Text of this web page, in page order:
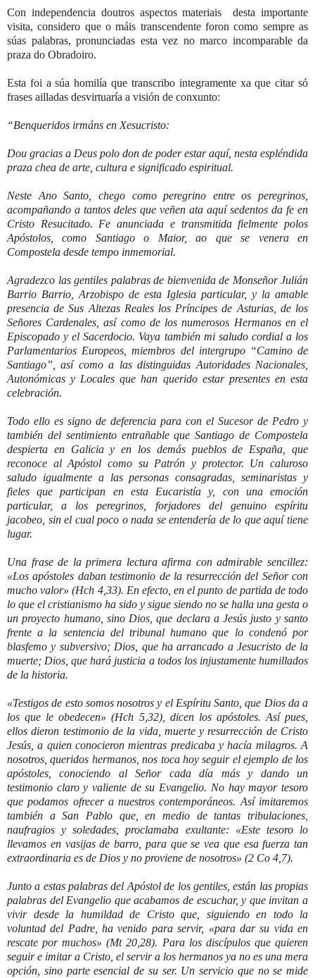
Con independencia doutros aspectos materiais desta importante
visita, considero que o máis transcendente foron como sempre as
súas palabras, pronunciadas esta vez no marco incomparable da
praza do Obradoiro.
Esta foi a súa homilía que transcribo integramente xa que citar só
frases ailladas desvirtuaría a visión de conxunto:
“Benqueridos irmáns en Xesucristo:
Dou gracias a Deus polo don de poder estar aquí, nesta espléndida
praza chea de arte, cultura e significado espiritual.
Neste Ano Santo, chego como peregrino entre os peregrinos,
acompañando a tantos deles que veñen ata aquí sedentos da fe en
Cristo Resucitado. Fe anunciada e transmitida fielmente polos
Apóstolos, como Santiago o Maior, ao que se venera en
Compostela desde tempo inmemorial.
Agradezco las gentiles palabras de bienvenida de Monseñor Julián
Barrio Barrio, Arzobispo de esta Iglesia particular, y la amable
presencia de Sus Altezas Reales los Príncipes de Asturias, de los
Señores Cardenales, así como de los numerosos Hermanos en el
Episcopado y el Sacerdocio. Vaya también mi saludo cordial a los
Parlamentarios Europeos, miembros del intergrupo “Camino de
Santiago”, así como a las distinguidas Autoridades Nacionales,
Autonómicas y Locales que han querido estar presentes en esta
celebración.
Todo ello es signo de deferencia para con el Sucesor de Pedro y
también del sentimiento entrañable que Santiago de Compostela
despierta en Galicia y en los demás pueblos de España, que
reconoce al Apóstol como su Patrón y protector. Un caluroso
saludo igualmente a las personas consagradas, seminaristas y
fieles que participan en esta Eucaristía y, con una emoción
particular, a los peregrinos, forjadores del genuino espíritu
jacobeo, sin el cual poco o nada se entendería de lo que aquí tiene
lugar.
Una frase de la primera lectura afirma con admirable sencillez:
«Los apóstoles daban testimonio de la resurrección del Señor con
mucho valor» (Hch 4,33). En efecto, en el punto de partida de todo
lo que el cristianismo ha sido y sigue siendo no se halla una gesta o
un proyecto humano, sino Dios, que declara a Jesús justo y santo
frente a la sentencia del tribunal humano que lo condenó por
blasfemo y subversivo; Dios, que ha arrancado a Jesucristo de la
muerte; Dios, que hará justicia a todos los injustamente humillados
de la historia.
«Testigos de esto somos nosotros y el Espíritu Santo, que Dios da a
los que le obedecen» (Hch 5,32), dicen los apóstoles. Así pues,
ellos dieron testimonio de la vida, muerte y resurrección de Cristo
Jesús, a quien conocieron mientras predicaba y hacía milagros. A
nosotros, queridos hermanos, nos toca hoy seguir el ejemplo de los
apóstoles, conociendo al Señor cada día más y dando un
testimonio claro y valiente de su Evangelio. No hay mayor tesoro
que podamos ofrecer a nuestros contemporáneos. Así imitaremos
también a San Pablo que, en medio de tantas tribulaciones,
naufragios y soledades, proclamaba exultante: «Este tesoro lo
llevamos en vasijas de barro, para que se vea que esa fuerza tan
extraordinaria es de Dios y no proviene de nosotros» (2 Co 4,7).
Junto a estas palabras del Apóstol de los gentiles, están las propias
palabras del Evangelio que acabamos de escuchar, y que invitan a
vivir desde la humildad de Cristo que, siguiendo en todo la
voluntad del Padre, ha venido para servir, «para dar su vida en
rescate por muchos» (Mt 20,28). Para los discípulos que quieren
seguir e imitar a Cristo, el servir a los hermanos ya no es una mera
opción, sino parte esencial de su ser. Un servicio que no se mide